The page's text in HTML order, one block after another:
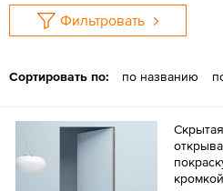
Фильтровать
Сортировать по: по названию